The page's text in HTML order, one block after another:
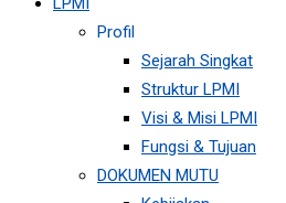
Profil
Sejarah Singkat
Struktur LPMI
Visi & Misi LPMI
Fungsi & Tujuan
DOKUMEN MUTU